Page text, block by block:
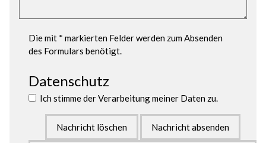
Die mit * markierten Felder werden zum Absenden
des Formulars benötigt.
Datenschutz
Ich stimme der Verarbeitung meiner Daten zu.